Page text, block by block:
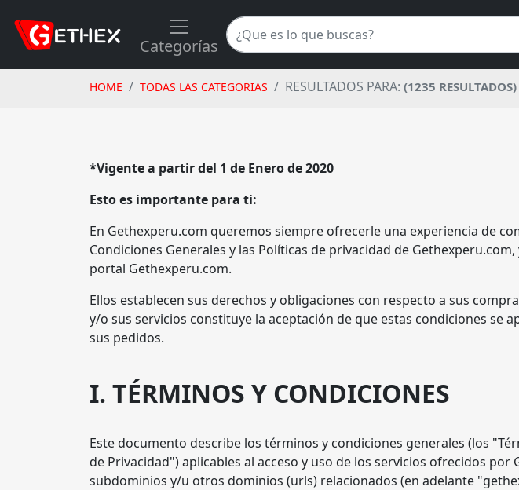
Categorías
HOME TODAS LAS CATEGORIAS RESULTADOS PARA: (1235 RESULTADOS)
*Vigente a partir del 1 de Enero de 2020
Esto es importante para ti:
En Gethexperu.com queremos siempre ofrecerle una experiencia de
Condiciones Generales y las Políticas de privacidad de
portal Gethexperu.com.
Ellos establecen sus derechos y obligaciones con respecto a sus
y/o sus servicios constituye la aceptación de que estas condiciones se
sus pedidos.
I. TÉRMINOS Y CONDICIONES
Este documento describe los términos y condiciones generales (los
de Privacidad") aplicables al acceso y uso de los servicios ofrecidos
subdominios y/u otros dominios (urls) relacionados (en adelante